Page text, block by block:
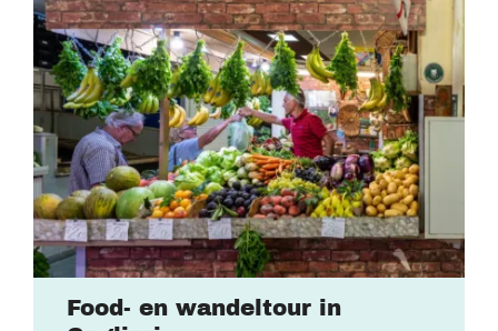
Food- en wandeltour in